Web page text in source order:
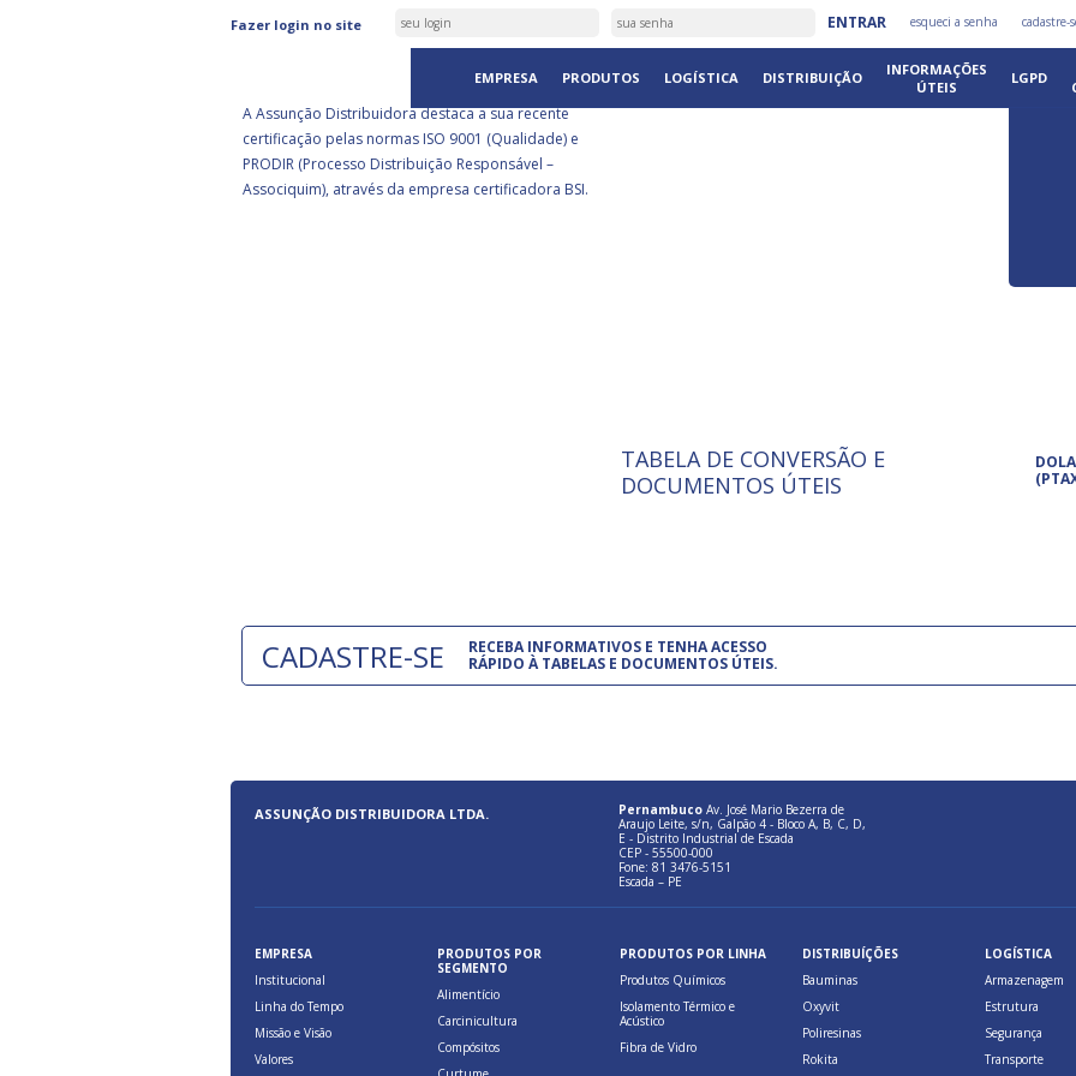
Fazer login no site ENTRAR esqueci a senha cadastre-
EMPRESA PRODUTOS LOGÍSTICA DISTRIBUIÇÃO
INFORMAÇÕES
ÚTEIS
LGPD
ASSUNÇÃO DISTRIBUIDORA É
CERTIFICADA PELA BSI
A Assunção Distribuidora destaca a sua recente
certificação pelas normas ISO 9001 (Qualidade) e
PRODIR (Processo Distribuição Responsável –
Associquim), através da empresa certificadora BSI.
ISO 9001: 2015
A International Organization for
Standardization é um conjunto de
TABELA DE CONVERSÃO E
DOCUMENTOS ÚTEIS
CADASTRE-SE
RECEBA INFORMATIVOS E TENHA ACESSO
RÁPIDO À TABELAS E DOCUMENTOS ÚTEIS.
ASSUNÇÃO DISTRIBUIDORA LTDA. Pernambuco Av. José Mario Bezerra de
Araujo Leite, s/n, Galpão 4 - Bloco A, B, C, D,
E - Distrito Industrial de Escada
CEP - 55500-000
Fone: 81 3476-5151
Escada – PE
EMPRESA
Institucional
Linha do Tempo
Missão e Visão
Valores
PRODUTOS POR
SEGMENTO
Alimentício
Carcinicultura
Compósitos
PRODUTOS POR LINHA
Produtos Químicos
Isolamento Térmico e
Acústico
Fibra de Vidro
DISTRIBUÍÇÕES
Bauminas
Oxyvit
Poliresinas
Rokita
LOGÍSTICA
Armazenagem
Estrutura
Segurança
Transporte